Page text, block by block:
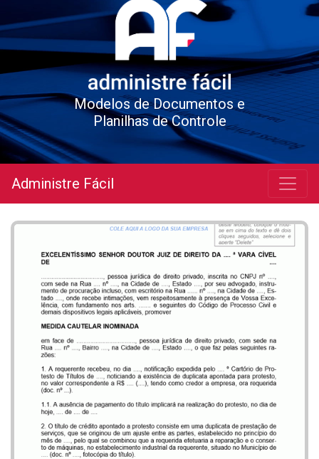
Modelos de Documentos e
Planilhas de Controle
Administre Fácil